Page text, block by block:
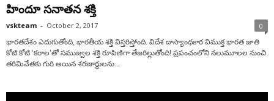
హిందూ సనాతన శక్తి
vskteam - October 2, 2017 0
భారతదేశం ఎదుగుతోంది, భారతీయ శక్తి విస్తరిస్తోంది. విదేశ దాస్యాంధకార విముక్త భారత జాతి
కోటి కోటి ‘కరాల’తో సముజ్వల శక్తి రూపిణిగా తేజరిల్లుతోంది! ప్రపంచంలోని నలుమూలల నుంచి
తరిమివేతకు గురి అయిన శరణార్థులను...